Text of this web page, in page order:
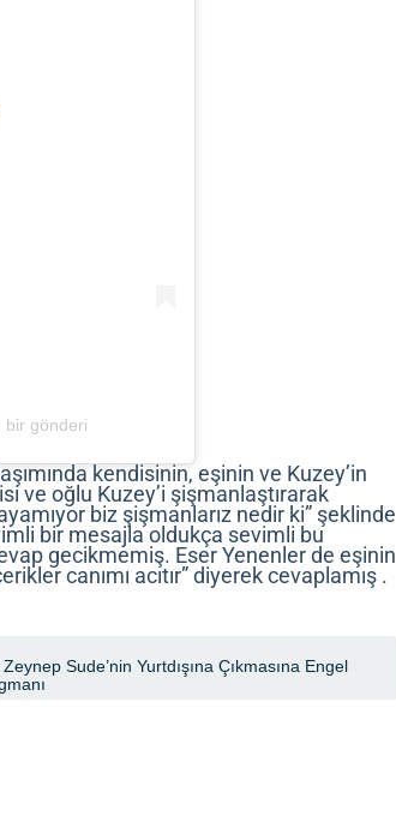
bir gönderi
kendisinin, eşinin ve Kuzey’in
ve oğlu Kuzey’i şişmanlaştırarak
biz şişmanlarız nedir ki” şeklinde
bir mesajla oldukça sevimli bu
gecikmemiş. Eser Yenenler de eşinin
canımı acıtır” diyerek cevaplamış .